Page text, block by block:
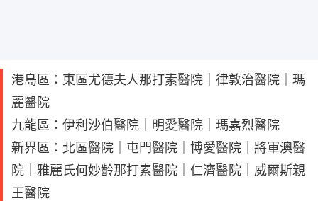
港島區：東區尤德夫人那打素醫院｜律敦治醫院｜瑪
麗醫院
九龍區：伊利沙伯醫院｜明愛醫院｜瑪嘉烈醫院
新界區：北區醫院｜屯門醫院｜博愛醫院｜將軍澳醫
院｜雅麗氏何妙齡那打素醫院｜仁濟醫院｜威爾斯親
王醫院